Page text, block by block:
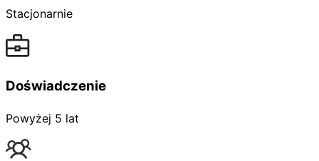
Stacjonarnie
Doświadczenie
Powyżej 5 lat